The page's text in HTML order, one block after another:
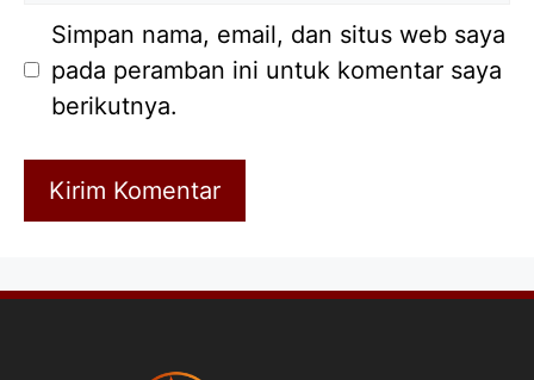
Simpan nama, email, dan situs web saya
pada peramban ini untuk komentar saya
berikutnya.